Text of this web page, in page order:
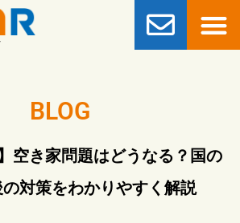
BLOG
空き家問題はどうなる？国の
対策をわかりやすく解説